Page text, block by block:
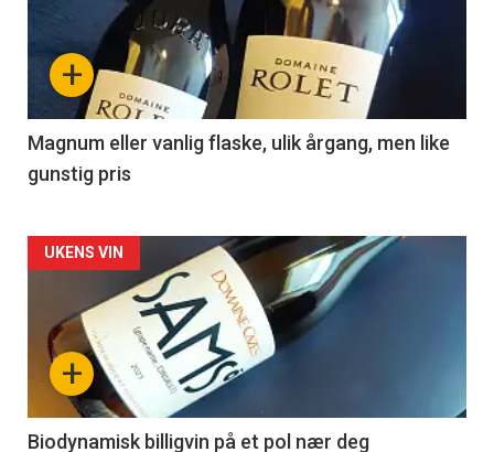
nå
3
+
Magnum eller vanlig flaske, ulik årgang, men like
gunstig pris
Forsiden
akkurat
nå
4
+
UKENS VIN
Biodynamisk billigvin på et pol nær deg